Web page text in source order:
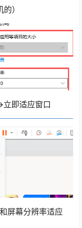
）
立即适应窗口
屏幕分辨率适应